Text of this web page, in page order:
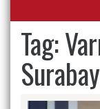
Tag: